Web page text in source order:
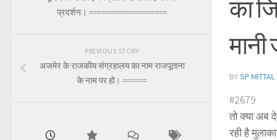
का
BYSP MITTAL
#2679
तो क्या अब
रही है
प्रदर्शन। ===================
PREVIOUS STORY
अजमेर के राजकीय संग्रहालय का नाम राजपूताना
के नाम पर हो। ======